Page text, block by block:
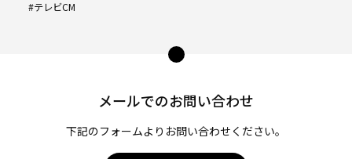
テレビCM
メールでのお問い合わせ
下記のフォームよりお問い合わせください。
ペー
プ